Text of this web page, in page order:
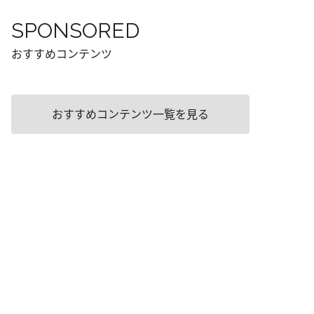
SPONSORED
おすすめコンテンツ
おすすめコンテンツ一覧を見る